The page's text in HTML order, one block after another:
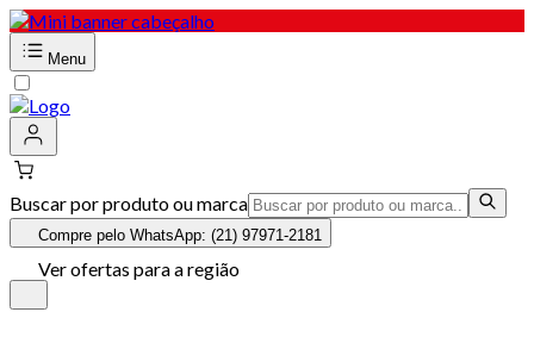
Menu
Buscar por produto ou marca
Compre pelo WhatsApp: (21) 97971-2181
Ver ofertas para a região